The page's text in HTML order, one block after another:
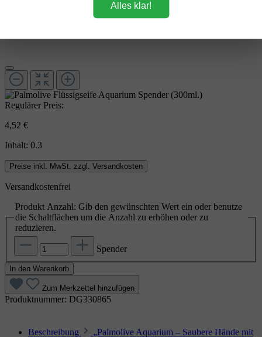
Regulärer Preis:
4,52 €
Inhalt: 0.3
Preise inkl. MwSt. zzgl. Versandkosten
Versandkostenfrei
Produkt Anzahl: Gib den gewünschten Wert ein oder benutze
die Schaltflächen um die Anzahl zu erhöhen oder zu
reduzieren.
Spender
In den Warenkorb
Zum Merkzettel hinzufügen
Produktnummer: DG330865
Beschreibung
„Palmolive Aquarium – Saubere Hände mit
Alles klar!